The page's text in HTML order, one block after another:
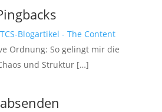
Blogartikel - The Content
Ordnung: So gelingt mir die
und Struktur […]